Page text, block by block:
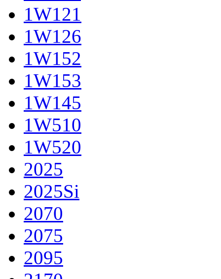
1W121
1W126
1W152
1W153
1W145
1W510
1W520
2025
2025Si
2070
2075
2095